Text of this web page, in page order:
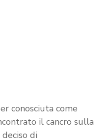
conosciuta come
il cancro sulla
di